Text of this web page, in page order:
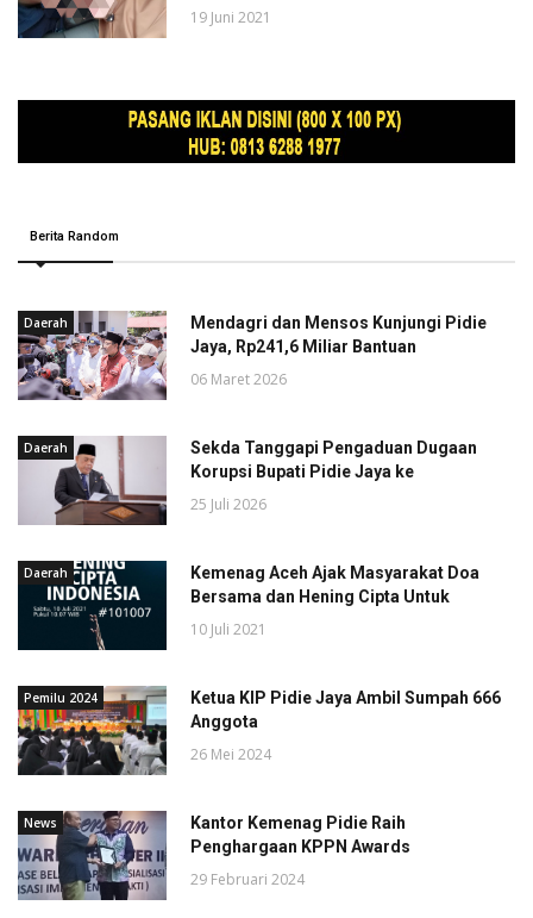
19 Juni 2021
Berita Random
Daerah
Mendagri dan Mensos Kunjungi Pidie
Jaya, Rp241,6 Miliar Bantuan
06 Maret 2026
Daerah
Sekda Tanggapi Pengaduan Dugaan
Korupsi Bupati Pidie Jaya ke
25 Juli 2026
Daerah
Kemenag Aceh Ajak Masyarakat Doa
Bersama dan Hening Cipta Untuk
10 Juli 2021
Pemilu 2024
Ketua KIP Pidie Jaya Ambil Sumpah 666
Anggota
26 Mei 2024
News
Kantor Kemenag Pidie Raih
Penghargaan KPPN Awards
29 Februari 2024